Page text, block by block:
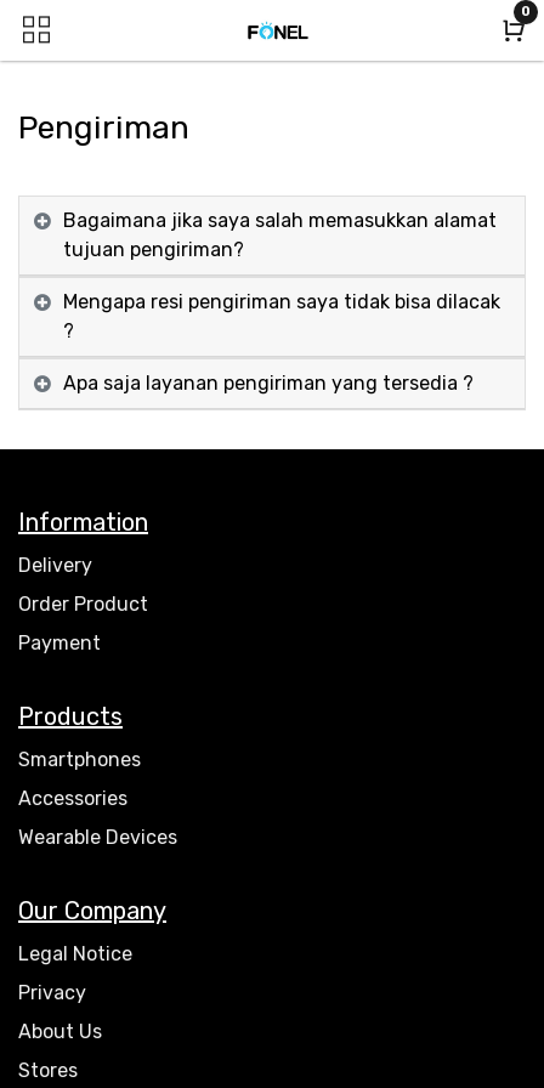
0
Pengiriman
Bagaimana jika saya salah memasukkan alamat
tujuan pengiriman?
Mengapa resi pengiriman saya tidak bisa dilacak
?
Apa saja layanan pengiriman yang tersedia ?
Information
Delivery
Order Product
Payment
Products
Smartphones
Accessories
Wearable Devices
Our Company
Legal Notice
Privacy
About Us
Stores